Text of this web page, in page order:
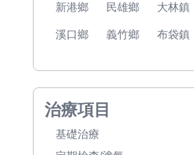
新港鄉 民雄鄉 大林鎮
溪口鄉 義竹鄉 布袋鎮
治療項目
基礎治療